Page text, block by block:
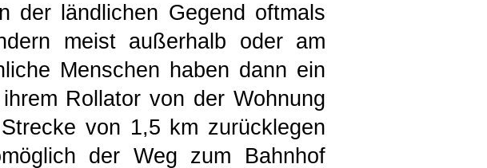
der ländlichen Gegend oftmals
meist außerhalb oder am
Menschen haben dann ein
Rollator von der Wohnung
von 1,5 km zurücklegen
der Weg zum Bahnhof